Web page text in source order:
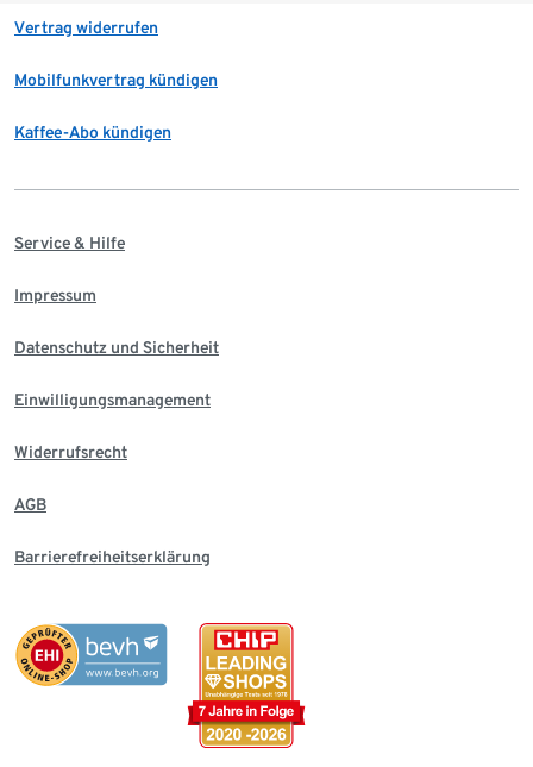
Vertrag widerrufen
Mobilfunkvertrag kündigen
Kaffee-Abo kündigen
Service & Hilfe
Impressum
Datenschutz und Sicherheit
Einwilligungsmanagement
Widerrufsrecht
AGB
Barrierefreiheitserklärung